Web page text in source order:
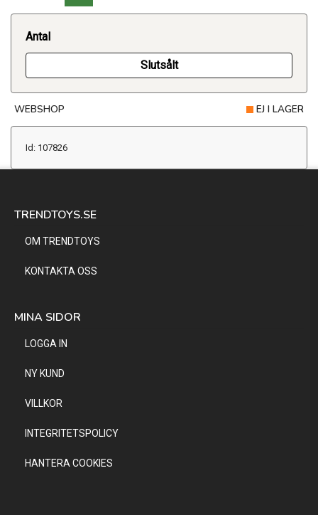
Antal
Slutsålt
WEBSHOP EJ I LAGER
Id: 107826
TRENDTOYS.SE
OM TRENDTOYS
KONTAKTA OSS
MINA SIDOR
LOGGA IN
NY KUND
VILLKOR
INTEGRITETSPOLICY
HANTERA COOKIES